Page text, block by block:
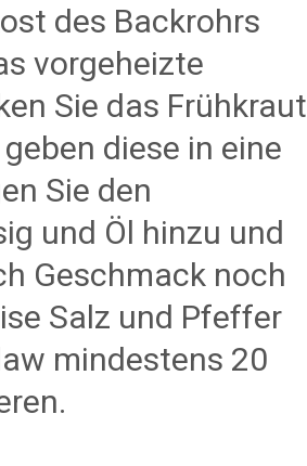
des Backrohrs
vorgeheizte
Sie das Frühkraut
diese in eine
Sie den
und Öl hinzu und
Geschmack noch
Salz und Pfeffer
mindestens 20